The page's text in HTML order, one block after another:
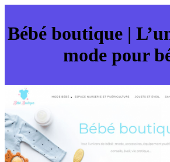
Bébé boutique |
mode pour